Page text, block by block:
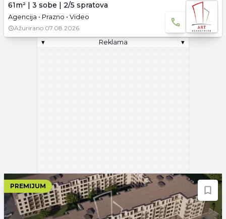
61m² | 3 sobe | 2/5 spratova
Agencija • Prazno • Video
Ažurirano 07.08.2026.
▾
Reklama ▾
PREMIJUM